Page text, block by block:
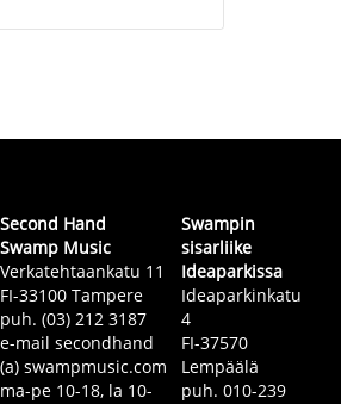
Second Hand
Swamp Music
Verkatehtaankatu 11
FI-33100 Tampere
puh. (03) 212 3187
e-mail secondhand
(a) swampmusic.com
ma-pe 10-18, la 10-
Swampin
sisarliike
Ideaparkissa
Ideaparkinkatu
4
FI-37570
Lempäälä
puh. 010-239